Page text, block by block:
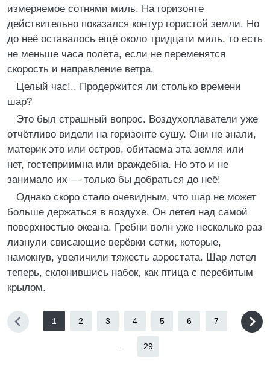
измеряемое сотнями миль. На горизонте
действительно показался контур гористой земли. Но
до неё оставалось ещё около тридцати миль, то есть
не меньше часа полёта, если не переменятся
скорость и направление ветра.
Целый час!.. Продержится ли столько времени
шар?
Это был страшный вопрос. Воздухоплаватели уже
отчётливо видели на горизонте сушу. Они не знали,
материк это или остров, обитаема эта земля или
нет, гостеприимна или враждебна. Но это и не
занимало их — только бы добраться до неё!
Однако скоро стало очевидным, что шар не может
больше держаться в воздухе. Он летел над самой
поверхностью океана. Гребни волн уже несколько раз
лизнули свисающие верёвки сетки, которые,
намокнув, увеличили тяжесть аэростата. Шар летел
теперь, склонившись набок, как птица с перебитым
крылом.
1 2 3 4 5 6 7
29